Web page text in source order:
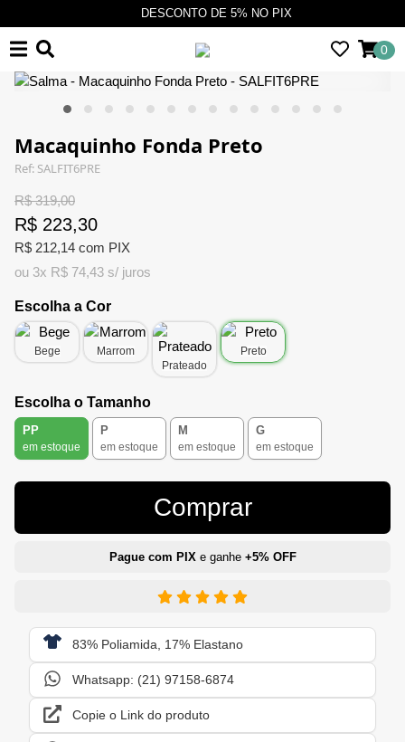
DESCONTO DE 5% NO PIX
0
Macaquinho Fonda Preto
Ref: SALFIT6PRE
R$ 319,00
R$ 223,30
R$ 212,14 com PIX
ou 3x R$ 74,43 s/ juros
Escolha a Cor
Bege
Marrom
Prateado
Preto
Escolha o Tamanho
PP
em estoque
P
em estoque
M
em estoque
G
em estoque
Comprar
Pague com PIXe ganhe +5% OFF
83% Poliamida, 17% Elastano
Whatsapp: (21) 97158-6874
Copie o Link do produto